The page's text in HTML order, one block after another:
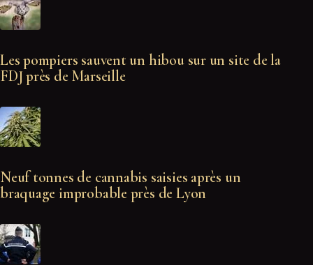
Les pompiers sauvent un hibou sur un site de la
FDJ près de Marseille
Neuf tonnes de cannabis saisies après un
braquage improbable près de Lyon